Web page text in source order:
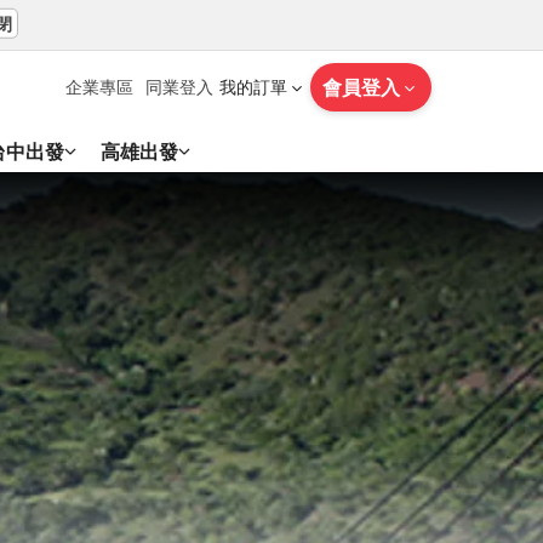
企業專區 同業登入 我的訂單 會員登入
中出發 高雄出發